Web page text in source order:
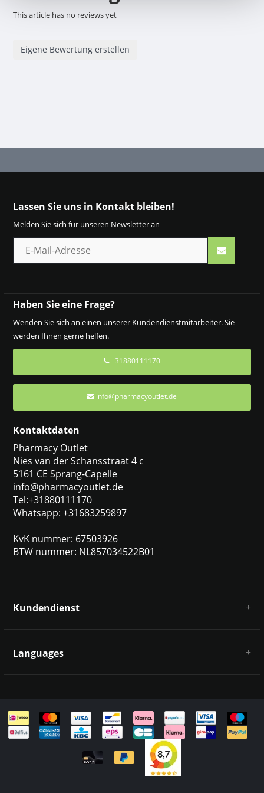
This article has no reviews yet
Eigene Bewertung erstellen
Lassen Sie uns in Kontakt bleiben!
Melden Sie sich für unseren Newsletter an
Haben Sie eine Frage?
Wenden Sie sich an einen unserer Kundendienstmitarbeiter. Sie
werden Ihnen gerne helfen.
+31880111170
info@pharmacyoutlet.de
Kontaktdaten
Pharmacy Outlet
Nies van der Schansstraat 4 c
5161 CE Sprang-Capelle
info@pharmacyoutlet.de
Tel:+31880111170
Whatsapp: +31683259897
KvK nummer: 67503926
BTW nummer: NL857034522B01
Kundendienst
Haftungsausschluss und Datenschutz
Sitemap
Languages
English